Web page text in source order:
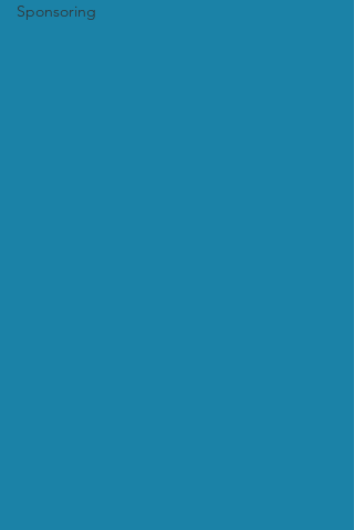
Sponsoring